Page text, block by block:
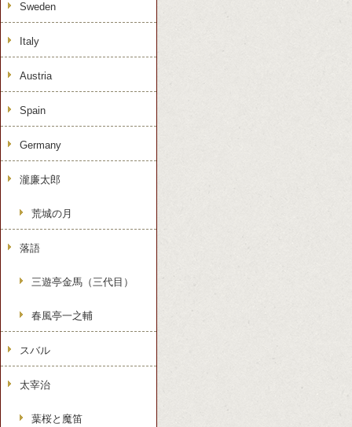
Sweden
Italy
Austria
Spain
Germany
瀧廉太郎
荒城の月
落語
三遊亭金馬（三代目）
春風亭一之輔
スバル
太宰治
葉桜と魔笛